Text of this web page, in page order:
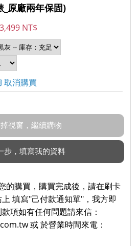
_原廠兩年保固)
NT$
取消購買
的購買，購買完成後，請在刷卡
填寫"己付款通知單"，我方即
項如有任何問題請來信：
或 於營業時間來電：